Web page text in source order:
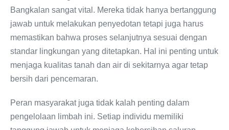
Bangkalan sangat vital. Mereka tidak hanya bertanggung
jawab untuk melakukan penyedotan tetapi juga harus
memastikan bahwa proses selanjutnya sesuai dengan
standar lingkungan yang ditetapkan. Hal ini penting untuk
menjaga kualitas tanah dan air di sekitarnya agar tetap
bersih dari pencemaran.
Peran masyarakat juga tidak kalah penting dalam
pengelolaan limbah ini. Setiap individu memiliki